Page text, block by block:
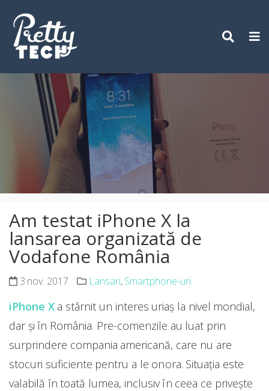
content
Am testat iPhone X la
lansarea organizată de
Vodafone România
3 nov. 2017 Lansari,Smartphone-uri
iPhone Xa stârnit un interes uriaș la nivel mondial,
dar și în România. Pre-comenzile au luat prin
surprindere compania americană, care nu are
stocuri suficiente pentru a le onora. Situația este
valabilă în toată lumea, inclusiv în ceea ce privește